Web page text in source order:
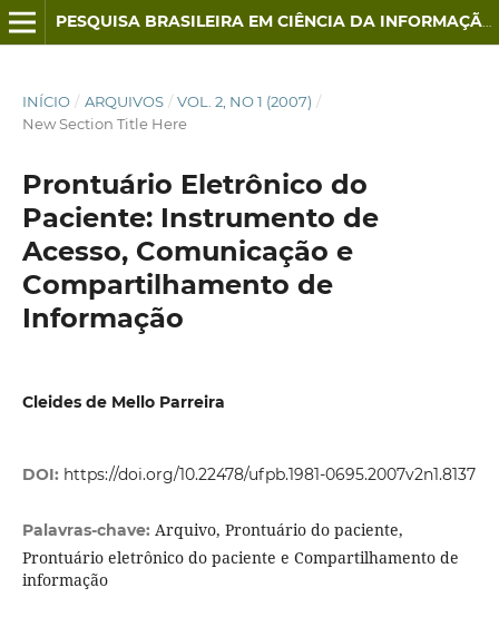
PESQUISA BRASILEIRA EM CIÊNCIA DA INFORMAÇÃO E BIBLIOTECONOMIA
INÍCIO / ARQUIVOS / VOL. 2, NO 1 (2007) /
New Section Title Here
Prontuário Eletrônico do
Paciente: Instrumento de
Acesso, Comunicação e
Compartilhamento de
Informação
Cleides de Mello Parreira
DOI: https://doi.org/10.22478/ufpb.1981-0695.2007v2n1.8137
Palavras-chave: Arquivo, Prontuário do paciente,
Prontuário eletrônico do paciente e Compartilhamento de
informação